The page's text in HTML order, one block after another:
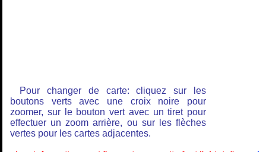
Pour changer de carte: cliquez sur les
boutons verts avec une croix noire pour
zoomer, sur le bouton vert avec un tiret pour
effectuer un zoom arrière, ou sur les flèches
vertes pour les cartes adjacentes.